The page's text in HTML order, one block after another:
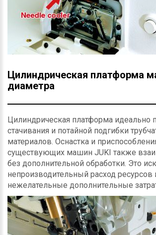
Цилиндрическая платформа
диаметра
Цилиндрическая платформа идеально
стачивания и потайной подгибки
материалов. Оснастка и
существующих машин JUKI также
без дополнительной обработки. Это
непроизводительный расход ресурсов
нежелательные дополнительные